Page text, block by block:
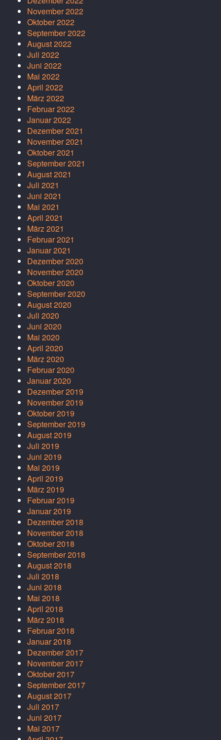
November 2022
Oktober 2022
September 2022
August 2022
Juli 2022
Juni 2022
Mai 2022
April 2022
März 2022
Februar 2022
Januar 2022
Dezember 2021
November 2021
Oktober 2021
September 2021
August 2021
Juli 2021
Juni 2021
Mai 2021
April 2021
März 2021
Februar 2021
Januar 2021
Dezember 2020
November 2020
Oktober 2020
September 2020
August 2020
Juli 2020
Juni 2020
Mai 2020
April 2020
März 2020
Februar 2020
Januar 2020
Dezember 2019
November 2019
Oktober 2019
September 2019
August 2019
Juli 2019
Juni 2019
Mai 2019
April 2019
März 2019
Februar 2019
Januar 2019
Dezember 2018
November 2018
Oktober 2018
September 2018
August 2018
Juli 2018
Juni 2018
Mai 2018
April 2018
März 2018
Februar 2018
Januar 2018
Dezember 2017
November 2017
Oktober 2017
September 2017
August 2017
Juli 2017
Juni 2017
Mai 2017